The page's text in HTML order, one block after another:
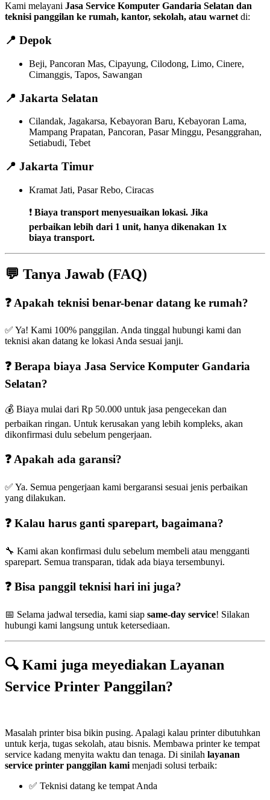
Kami melayani Jasa Service Komputer Gandaria Selatan dan
teknisi panggilan ke rumah, kantor, sekolah, atau warnetdi:
📍 Depok
Beji, Pancoran Mas, Cipayung, Cilodong, Limo, Cinere,
Cimanggis, Tapos, Sawangan
📍 Jakarta Selatan
Cilandak, Jagakarsa, Kebayoran Baru, Kebayoran Lama,
Mampang Prapatan, Pancoran, Pasar Minggu, Pesanggrahan,
Setiabudi, Tebet
📍 Jakarta Timur
Kramat Jati, Pasar Rebo, Ciracas
❗ Biaya transport menyesuaikan lokasi. Jika
perbaikan lebih dari 1 unit, hanya dikenakan 1x
biaya transport.
💬 Tanya Jawab (FAQ)
❓ Apakah teknisi benar-benar datang ke rumah?
✅ Ya! Kami 100% panggilan. Anda tinggal hubungi kami dan
teknisi akan datang ke lokasi Anda sesuai janji.
❓ Berapa biaya Jasa Service Komputer Gandaria
Selatan?
💰 Biaya mulai dari Rp 50.000 untuk jasa pengecekan dan
perbaikan ringan. Untuk kerusakan yang lebih kompleks, akan
dikonfirmasi dulu sebelum pengerjaan.
❓ Apakah ada garansi?
✅ Ya. Semua pengerjaan kami bergaransi sesuai jenis perbaikan
yang dilakukan.
❓ Kalau harus ganti sparepart, bagaimana?
🔧 Kami akan konfirmasi dulu sebelum membeli atau mengganti
sparepart. Semua transparan, tidak ada biaya tersembunyi.
❓ Bisa panggil teknisi hari ini juga?
📅 Selama jadwal tersedia, kami siap same-day service! Silakan
hubungi kami langsung untuk ketersediaan.
🔍 Kami juga meyediakan Layanan
Service Printer Panggilan?
Masalah printer bisa bikin pusing. Apalagi kalau printer dibutuhkan
untuk kerja, tugas sekolah, atau bisnis. Membawa printer ke tempat
service kadang menyita waktu dan tenaga. Di sinilah layanan
service printer panggilan kami menjadi solusi terbaik:
✅ Teknisi datang ke tempat Anda